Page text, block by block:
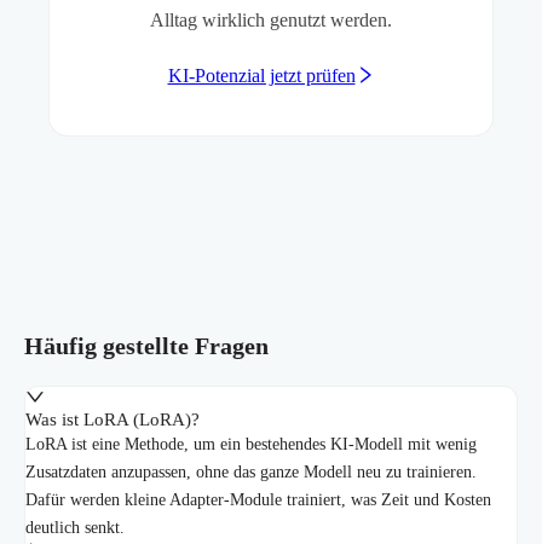
Alltag wirklich genutzt werden.
KI-Potenzial jetzt prüfen
Häufig gestellte Fragen
Was ist LoRA (LoRA)?
LoRA ist eine Methode, um ein bestehendes KI-Modell mit wenig
Zusatzdaten anzupassen, ohne das ganze Modell neu zu trainieren.
Dafür werden kleine Adapter-Module trainiert, was Zeit und Kosten
deutlich senkt.